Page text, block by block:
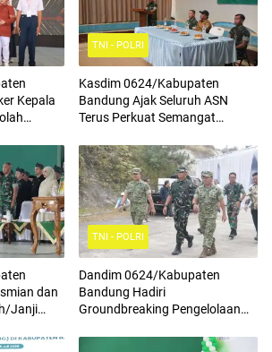
Kepala
TNI - POLRI
Kasdim 0624/Kabupaten
Bandung Ajak Seluruh ASN
Terus Perkuat Semangat
Cinta Tanah Air Serta
Mengamalkan Nilai Nilai
Pancasila
dan
Janji
TNI - POLRI
Dandim 0624/Kabupaten
Bandung Hadiri
Groundbreaking Pengelolaan
(PSEL) TPPAS Regional Legok